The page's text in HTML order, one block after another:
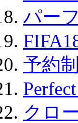
パー
予約
クロ